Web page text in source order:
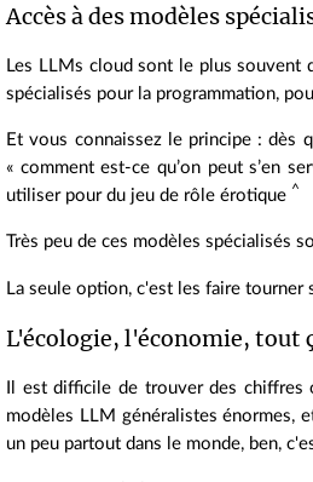
Accès à des modèles
Les LLMs cloud sont le plus souvent
spécialisés pour la programmation,
Et vous connaissez le principe : dès
« comment est-ce qu’on peut s’en
utiliser pour du jeu de rôle érotique ^
Très peu de ces modèles spécialisés
La seule option, c'est les faire tourner
L'écologie, l'économie, tout
Il est difficile de trouver des chiffres
modèles LLM généralistes énormes,
un peu partout dans le monde, ben,